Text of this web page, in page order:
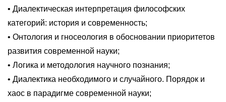
• Диалектическая интерпретация философских
категорий: история и современность;
• Онтология и гносеология в обосновании приоритетов
развития современной науки;
• Логика и методология научного познания;
• Диалектика необходимого и случайного. Порядок и
хаос в парадигме современной науки;